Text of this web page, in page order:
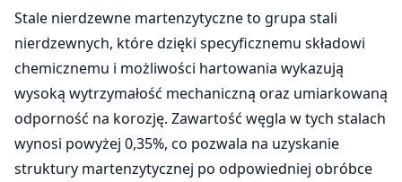
Stale nierdzewne martenzytyczne to grupa stali
nierdzewnych, które dzięki specyficznemu składowi
chemicznemu i możliwości hartowania wykazują
wysoką wytrzymałość mechaniczną oraz umiarkowaną
odporność na korozję. Zawartość węgla w tych stalach
wynosi powyżej 0,35%, co pozwala na uzyskanie
struktury martenzytycznej po odpowiedniej obróbce